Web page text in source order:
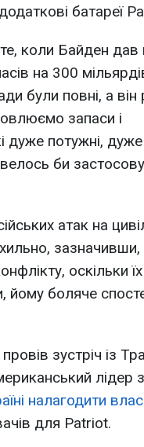
батареї
коли Байден дав
на 300
були повні, а він
запаси і
дуже потужні,
би
атак на
оскільки
йому боляче
зустріч із
лідер
налагодити
для Patriot.